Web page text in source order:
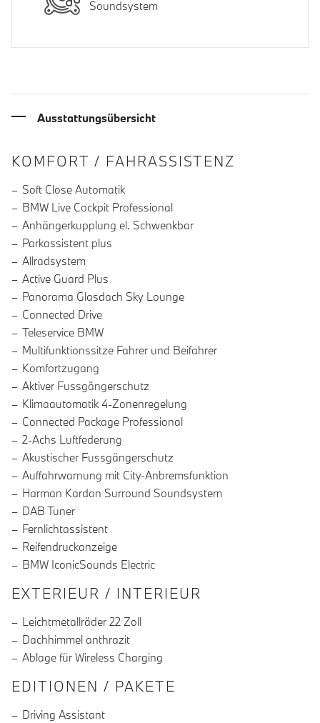
Soundsystem
Ausstattungsübersicht
INFORMATIONEN ÜBER DIE
KOMFORT / FAHRASSISTENZ
Soft Close Automatik
BMW Live Cockpit Professional
Anhängerkupplung el. Schwenkbar
Parkassistent plus
Allradsystem
Active Guard Plus
Panorama Glasdach Sky Lounge
Connected Drive
Teleservice BMW
Multifunktionssitze Fahrer und Beifahrer
Komfortzugang
Aktiver Fussgängerschutz
Klimaautomatik 4-Zonenregelung
Connected Package Professional
2-Achs Luftfederung
Akustischer Fussgängerschutz
Auffahrwarnung mit City-Anbremsfunktion
Harman Kardon Surround Soundsystem
DAB Tuner
Fernlichtassistent
Reifendruckanzeige
BMW IconicSounds Electric
EXTERIEUR / INTERIEUR
Leichtmetallräder 22 Zoll
Dachhimmel anthrazit
Ablage für Wireless Charging
EDITIONEN / PAKETE
Driving Assistant